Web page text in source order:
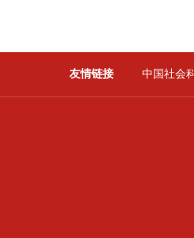
友情链接 中国社会